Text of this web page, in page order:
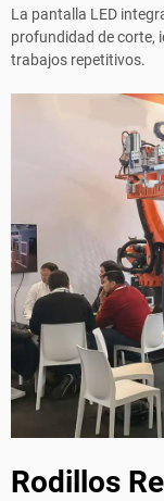
La pantalla LED
profundidad de corte,
trabajos repetitivos.
Rodillos